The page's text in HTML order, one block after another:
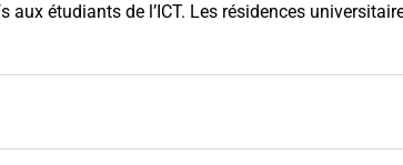
étudiants de l’ICT. Les résidences